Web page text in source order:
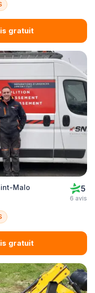
gratuit
Malo 5
6 avis
gratuit